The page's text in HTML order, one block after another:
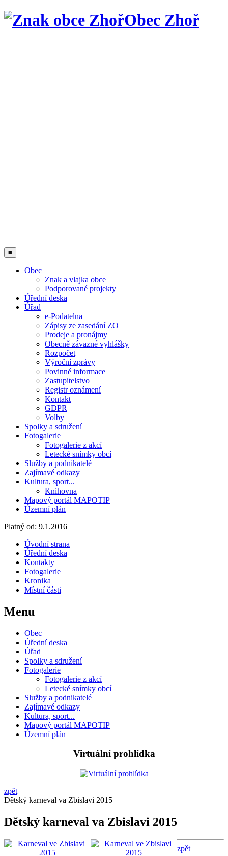
Obec Zhoř
≡
Obec
Znak a vlajka obce
Podporované projekty
Úřední deska
Úřad
e-Podatelna
Zápisy ze zasedání ZO
Prodeje a pronájmy
Obecně závazné vyhlášky
Rozpočet
Výroční zprávy
Povinné informace
Zastupitelstvo
Registr oznámení
Kontakt
GDPR
Volby
Spolky a sdružení
Fotogalerie
Fotogalerie z akcí
Letecké snímky obcí
Služby a podnikatelé
Zajímavé odkazy
Kultura, sport...
Knihovna
Mapový portál MAPOTIP
Územní plán
Platný od: 9.1.2016
Úvodní strana
Úřední deska
Kontakty
Fotogalerie
Kronika
Místní části
Menu
Obec
Úřední deska
Úřad
Spolky a sdružení
Fotogalerie
Fotogalerie z akcí
Letecké snímky obcí
Služby a podnikatelé
Zajímavé odkazy
Kultura, sport...
Mapový portál MAPOTIP
Územní plán
Virtuální prohlídka
zpět
Dětský karneval va Zbislavi 2015
Dětský karneval va Zbislavi 2015
zpět